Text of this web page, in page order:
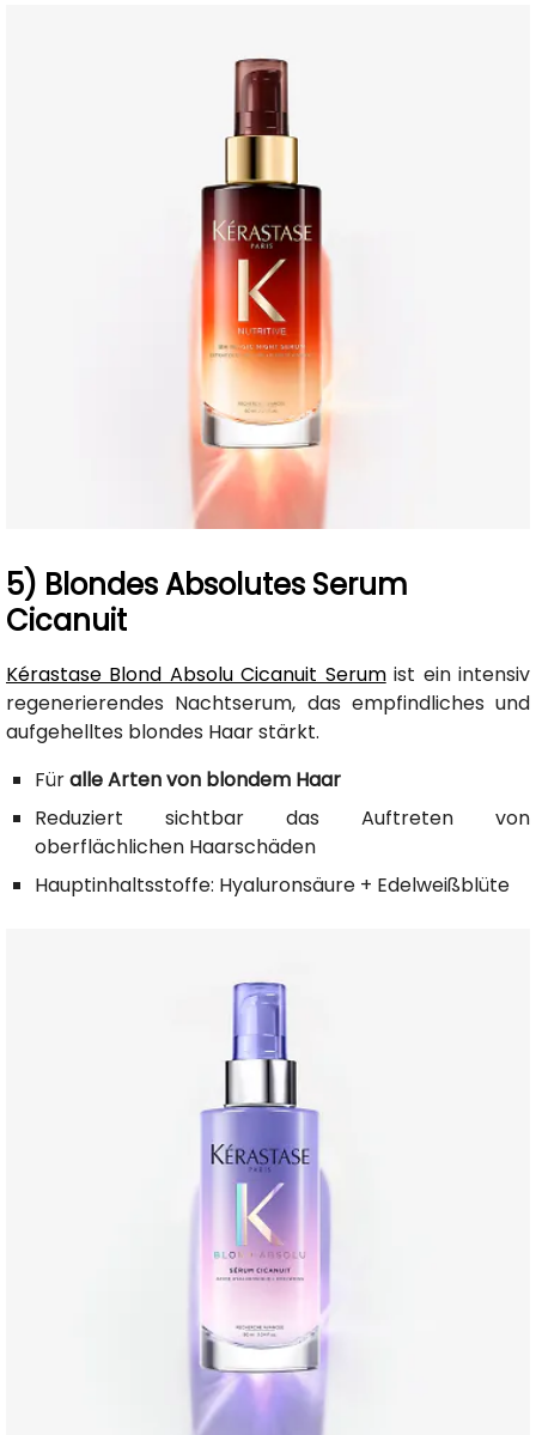
5) Blondes Absolutes Serum
Cicanuit
Kérastase Blond Absolu Cicanuit Serumist ein intensiv
regenerierendes Nachtserum, das empfindliches und
aufgehelltes blondes Haar stärkt.
Füralle Arten von blondem Haar
Reduziert sichtbar das Auftreten von
oberflächlichen Haarschäden
Hauptinhaltsstoffe: Hyaluronsäure + Edelweißblüte